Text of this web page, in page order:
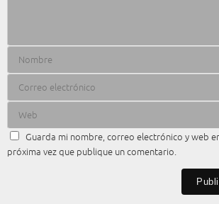
Guarda mi nombre, correo electrónico y web
próxima vez que publique un comentario.